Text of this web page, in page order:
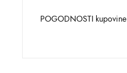
POGODNOSTI kupovine